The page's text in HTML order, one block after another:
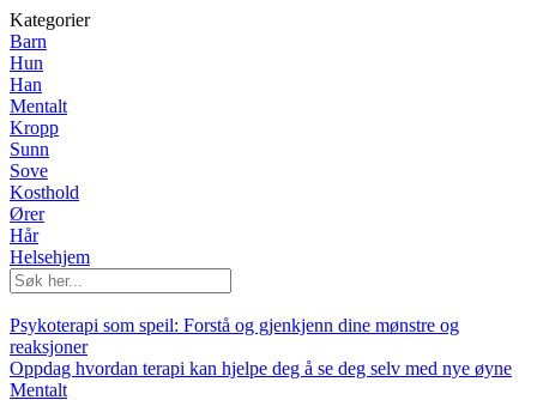
Kategorier
Barn
Hun
Han
Mentalt
Kropp
Sunn
Sove
Kosthold
Ører
Hår
Helsehjem
Psykoterapi som speil: Forstå og gjenkjenn dine mønstre og
reaksjoner
Oppdag hvordan terapi kan hjelpe deg å se deg selv med nye øyne
Mentalt